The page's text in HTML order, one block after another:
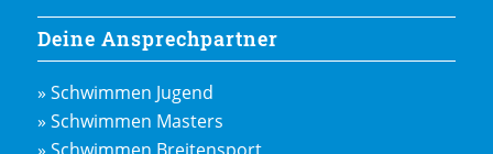
Deine Ansprechpartner
» Schwimmen Jugend
» Schwimmen Masters